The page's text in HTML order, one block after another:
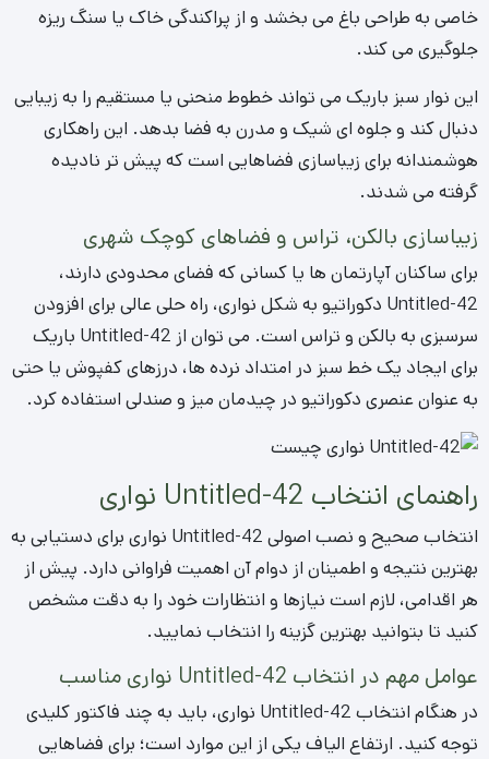
خاصی به طراحی باغ می بخشد و از پراکندگی خاک یا سنگ ریزه
جلوگیری می کند.
این نوار سبز باریک می تواند خطوط منحنی یا مستقیم را به زیبایی
دنبال کند و جلوه ای شیک و مدرن به فضا بدهد. این راهکاری
هوشمندانه برای زیباسازی فضاهایی است که پیش تر نادیده
گرفته می شدند.
زیباسازی بالکن، تراس و فضاهای کوچک شهری
برای ساکنان آپارتمان ها یا کسانی که فضای محدودی دارند،
Untitled-42 دکوراتیو به شکل نواری، راه حلی عالی برای افزودن
سرسبزی به بالکن و تراس است. می توان از Untitled-42 باریک
برای ایجاد یک خط سبز در امتداد نرده ها، درزهای کفپوش یا حتی
به عنوان عنصری دکوراتیو در چیدمان میز و صندلی استفاده کرد.
راهنمای انتخاب Untitled-42 نواری
انتخاب صحیح و نصب اصولی Untitled-42 نواری برای دستیابی به
بهترین نتیجه و اطمینان از دوام آن اهمیت فراوانی دارد. پیش از
هر اقدامی، لازم است نیازها و انتظارات خود را به دقت مشخص
کنید تا بتوانید بهترین گزینه را انتخاب نمایید.
عوامل مهم در انتخاب Untitled-42 نواری مناسب
در هنگام انتخاب Untitled-42 نواری، باید به چند فاکتور کلیدی
توجه کنید. ارتفاع الیاف یکی از این موارد است؛ برای فضاهایی